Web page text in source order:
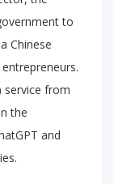
to
Chinese
service from
the
and